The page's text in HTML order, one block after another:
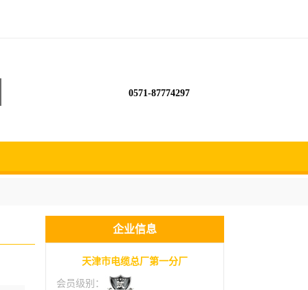
0571-87774297
企业信息
天津市电缆总厂第一分厂
会员级别：